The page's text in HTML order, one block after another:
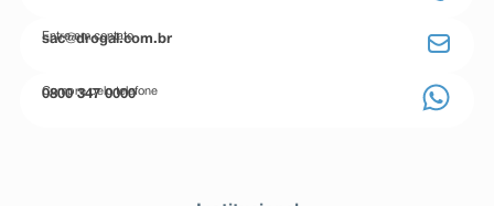
Entre em contato
sac@drogal.com.br
Compre pelo telefone
0800 347 0000